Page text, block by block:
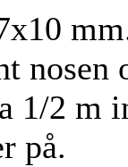
nosen
1/2 m
på.